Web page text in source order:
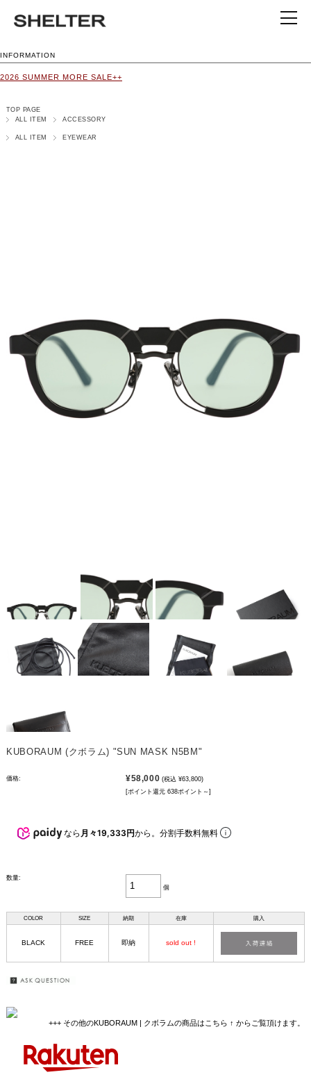
INFORMATION
2026 SUMMER MORE SALE++
TOP PAGE
ALL ITEM
ACCESSORY
ALL ITEM EYEWEAR
KUBORAUM (クボラム) "SUN MASK N5BM"
価格: ¥58,000 (税込 ¥63,800)
[ポイント還元 638ポイント～]
なら 月々19,333円から。分割手数料無料
数量:
個
COLOR SIZE 納期 在庫 購入
BLACK FREE 即納 sold out !
+++ その他のKUBORAUM | クボラムの商品はこちら ↑ からご覧頂けます。